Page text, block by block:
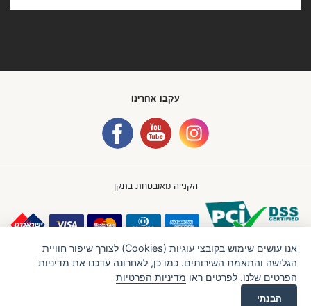
עקבו אחרינו
הקנייה מאובטחת בתקן
חברת IBB GROUP (איי.בי.בי. גרופ) בע"מ תנאי שימוש
אנו עושים שימוש בקובצי עוגיות (Cookies) לצורך שיפור חוויית
הגלישה והתאמת השירותים. כמו כן, לאחרונה עדכנו את מדיניות
הפרטים שלנו. לפרטים ראו מדיניות הפרטיות
הבנתי